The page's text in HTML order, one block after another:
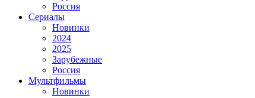
Россия
Сериалы
Новинки
2024
2025
Зарубежные
Россия
Мультфильмы
Новинки